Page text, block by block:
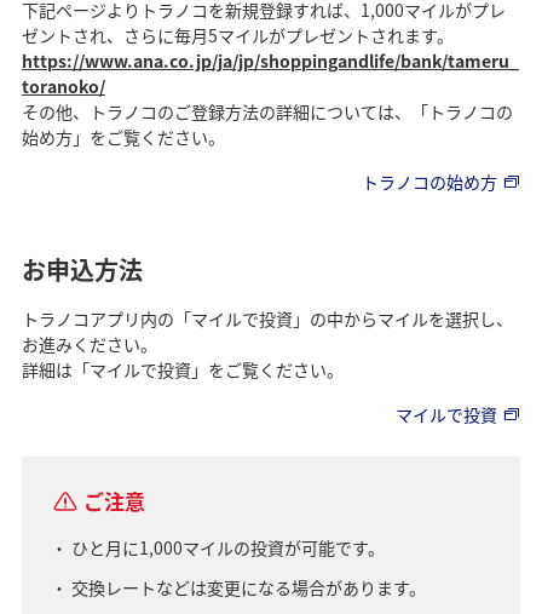
下記ページよりトラノコを新規登録すれば、1,000マイルがプレ
ゼントされ、さらに毎月5マイルがプレゼントされます。
https://www.ana.co.jp/ja/jp/shoppingandlife/bank/tameru_
toranoko/
その他、トラノコのご登録方法の詳細については、「トラノコの
始め方」をご覧ください。
トラノコの始め方
お申込方法
トラノコアプリ内の「マイルで投資」の中からマイルを選択し、
お進みください。
詳細は「マイルで投資」をご覧ください。
マイルで投資
ご注意
ひと月に1,000マイルの投資が可能です。
交換レートなどは変更になる場合があります。